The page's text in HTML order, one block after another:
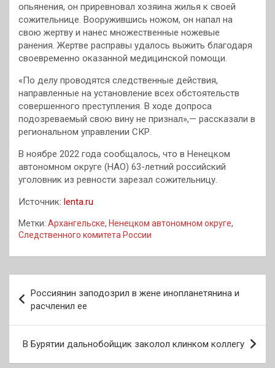
опьянения, он приревновал хозяина жилья к своей
сожительнице. Вооружившись ножом, он напал на
свою жертву и нанес множественные ножевые
ранения. Жертве расправы удалось выжить благодаря
своевременно оказанной медицинской помощи.
«По делу проводятся следственные действия,
направленные на установление всех обстоятельств
совершенного преступления. В ходе допроса
подозреваемый свою вину не признал»,— рассказали в
региональном управлении СКР.
В ноябре 2022 года сообщалось, что в Ненецком
автономном округе (НАО) 63-летний российский
уголовник из ревности зарезал сожительницу.
Источник: lenta.ru
Метки: Архангельске, Ненецком автономном округе,
Следственного комитета России
по
записям
Россиянин заподозрил в жене инопланетянина и
расчленил ее
В Бурятии дальнобойщик заколол клинком коллегу